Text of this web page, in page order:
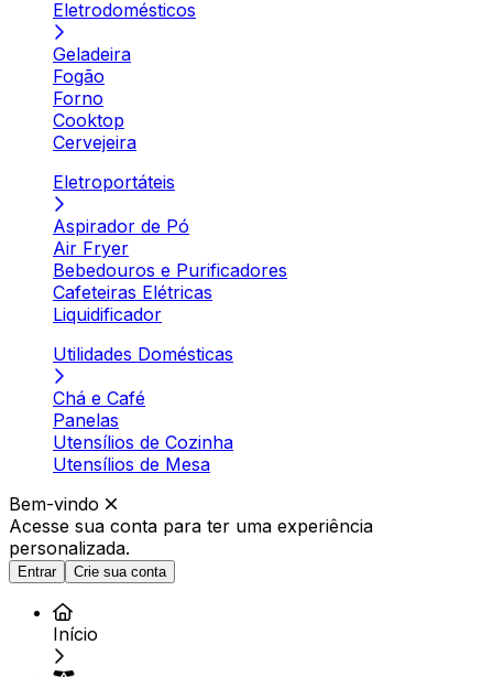
Eletrodomésticos
Geladeira
Fogão
Forno
Cooktop
Cervejeira
Eletroportáteis
Aspirador de Pó
Air Fryer
Bebedouros e Purificadores
Cafeteiras Elétricas
Liquidificador
Utilidades Domésticas
Chá e Café
Panelas
Utensílios de Cozinha
Utensílios de Mesa
Bem-vindo
Acesse sua conta para ter uma experiência
personalizada.
Entrar Crie sua conta
Início